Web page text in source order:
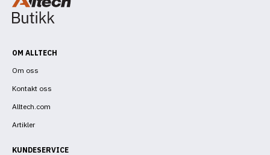
OM ALLTECH
Om oss
Kontakt oss
Alltech.com
Artikler
KUNDESERVICE